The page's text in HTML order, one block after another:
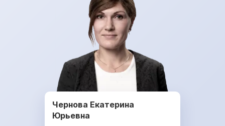
Чернова Екатерина
Юрьевна